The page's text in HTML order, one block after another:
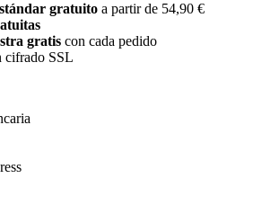
gratuito a partir de 54,90 €
gratis con cada pedido
cifrado SSL